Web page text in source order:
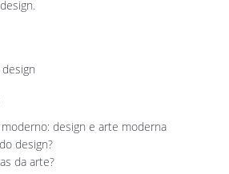
design e arte moderna
design?
da arte?